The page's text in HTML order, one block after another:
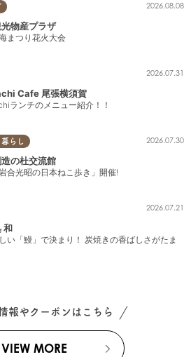
2026.08.08
物産プラザ
まつり花火大会
2026.07.31
Cafe 尾張横須賀
ランチのメニュー紹介！！
らし 2026.07.30
の杜交流館
合光昭の日本ねこ歩き」開催!
2026.07.21
和
い「鰻」で決まり！ 炭焼きの香ばしさがたま
報やクーポンはこちら
VIEW MORE